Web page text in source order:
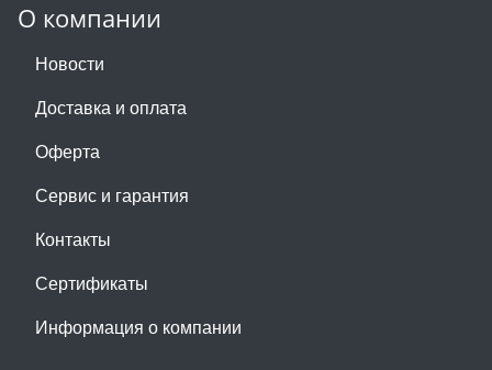
О компании
Новости
Доставка и оплата
Оферта
Сервис и гарантия
Контакты
Сертификаты
Информация о компании